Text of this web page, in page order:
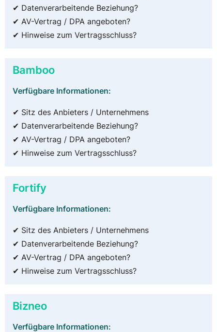
✔ Datenverarbeitende Beziehung?
✔ AV-Vertrag / DPA angeboten?
✔ Hinweise zum Vertragsschluss?
Bamboo
Verfügbare Informationen:
✔ Sitz des Anbieters / Unternehmens
✔ Datenverarbeitende Beziehung?
✔ AV-Vertrag / DPA angeboten?
✔ Hinweise zum Vertragsschluss?
Fortify
Verfügbare Informationen:
✔ Sitz des Anbieters / Unternehmens
✔ Datenverarbeitende Beziehung?
✔ AV-Vertrag / DPA angeboten?
✔ Hinweise zum Vertragsschluss?
Bizneo
Verfügbare Informationen: